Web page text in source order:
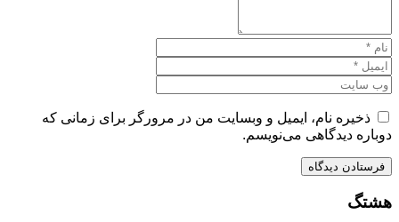
ذخیره نام، ایمیل و وبسایت من در مرورگر برای زمانی که
دوباره دیدگاهی می‌نویسم.
هشتگ